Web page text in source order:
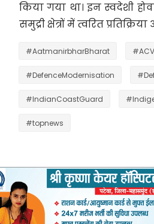
किया गया था। इन स्वदेशी
समुद्री क्षेत्रों में त्वरित
#AatmanirbharBharat #ACV
#DefenceModernisation
#IndianCoastGuard
#topnews